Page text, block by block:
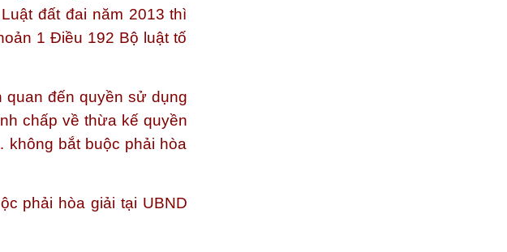
đất đai năm 2013 thì
1 Điều 192 Bộ luật tố
quan đến quyền sử dụng
chấp về thừa kế quyền
bắt buộc phải hòa
phải hòa giải tại UBND